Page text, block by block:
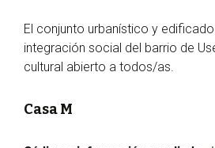
El conjunto urbanístico y
integración social del barrio de
cultural abierto a todos/as.
Casa M